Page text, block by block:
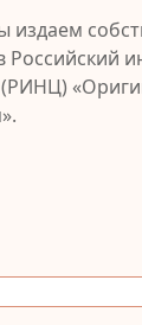
издаем